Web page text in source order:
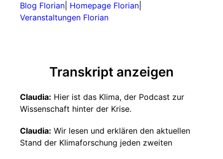
Blog Florian Homepage Florian
Veranstaltungen Florian
Transkript anzeigen
Claudia: Hier ist das Klima, der Podcast zur
Wissenschaft hinter der Krise.
Claudia: Wir lesen und erklären den aktuellen
Stand der Klimaforschung jeden zweiten